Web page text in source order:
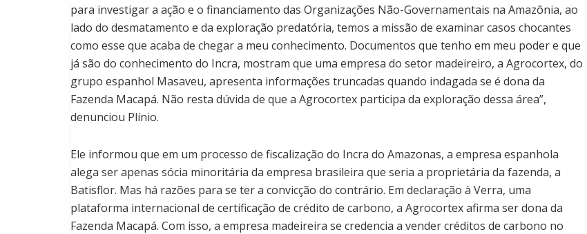
para investigar a ação e o financiamento das Organizações Não-Governamentais na Amazônia, ao
lado do desmatamento e da exploração predatória, temos a missão de examinar casos chocantes
como esse que acaba de chegar a meu conhecimento. Documentos que tenho em meu poder e que
já são do conhecimento do Incra, mostram que uma empresa do setor madeireiro, a Agrocortex, do
grupo espanhol Masaveu, apresenta informações truncadas quando indagada se é dona da
Fazenda Macapá. Não resta dúvida de que a Agrocortex participa da exploração dessa área”,
denunciou Plínio.
Ele informou que em um processo de fiscalização do Incra do Amazonas, a empresa espanhola
alega ser apenas sócia minoritária da empresa brasileira que seria a proprietária da fazenda, a
Batisflor. Mas há razões para se ter a convicção do contrário. Em declaração à Verra, uma
plataforma internacional de certificação de crédito de carbono, a Agrocortex afirma ser dona da
Fazenda Macapá. Com isso, a empresa madeireira se credencia a vender créditos de carbono no